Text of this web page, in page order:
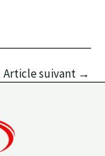
Article suivant →